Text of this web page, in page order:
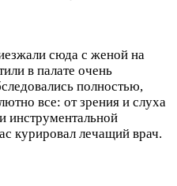
сюда с женой на
в палате очень
полностью,
все: от зрения и слуха
инструментальной
курировал лечащий врач.